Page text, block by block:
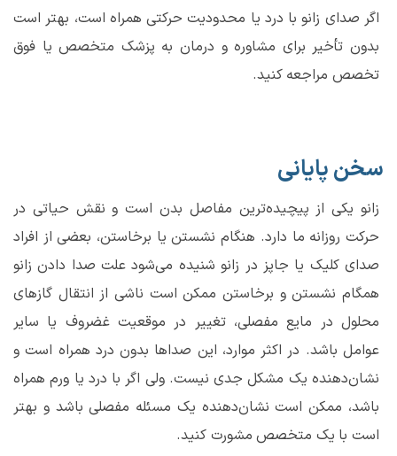
اگر صدای زانو با درد یا محدودیت حرکتی همراه است، بهتر است
بدون تأخیر برای مشاوره و درمان به پزشک متخصص یا فوق
تخصص مراجعه کنید.
سخن پایانی
زانو یکی از پیچیده‌ترین مفاصل بدن است و نقش حیاتی در
حرکت روزانه ما دارد. هنگام نشستن یا برخاستن، بعضی از افراد
صدای کلیک یا جاپز در زانو شنیده می‌شود علت صدا دادن زانو
همگام نشستن و برخاستن ممکن است ناشی از انتقال گازهای
محلول در مایع مفصلی، تغییر در موقعیت غضروف یا سایر
عوامل باشد. در اکثر موارد، این صداها بدون درد همراه است و
نشان‌دهنده یک مشکل جدی نیست. ولی اگر با درد یا ورم همراه
باشد، ممکن است نشان‌دهنده یک مسئله مفصلی باشد و بهتر
است با یک متخصص مشورت کنید.